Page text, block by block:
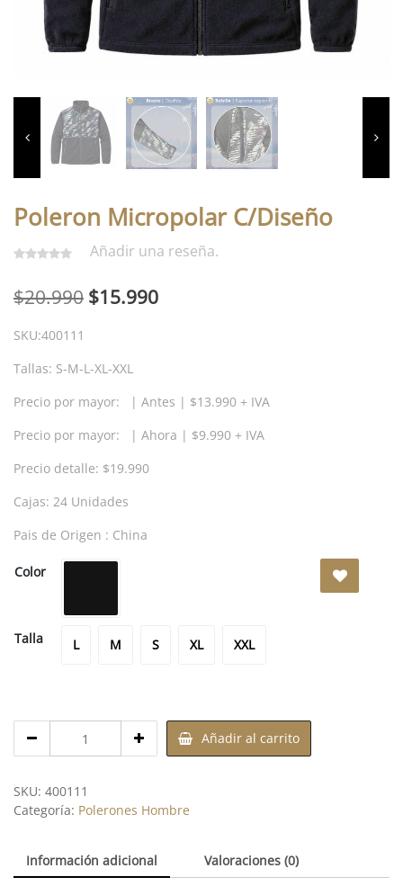
Poleron Micropolar C/Diseño
Añadir una reseña.
$20.990 El
era:
$20.990.
$15.990El
$15.990.
SKU:400111
Tallas: S-M-L-XL-XXL
Precio por mayor: | Antes | $13.990 + IVA
Precio por mayor: | Ahora | $9.990 + IVA
Precio detalle: $19.990
Cajas: 24 Unidades
Pais de Origen : China
Color
Talla L M S XLXL XXL
XXL
Micropolar
C/Diseño
Añadir al carrito
SKU: 400111
Categoría: Polerones Hombre
Información adicional Valoraciones (0)